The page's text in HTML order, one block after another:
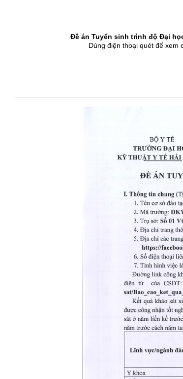
Đề án Tuyển sinh trình độ Đại
Dùng điện thoại quét để xem